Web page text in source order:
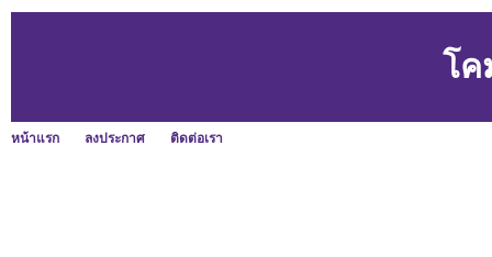
โค
หน้าแรก ลงประกาศ ติดต่อเรา